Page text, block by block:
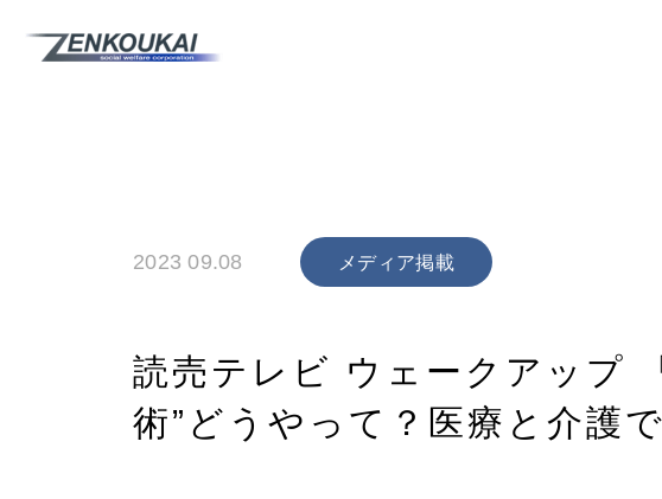
2023 09.08 メディア掲載
読売テレビ ウェークアップ
術”どうやって？医療と介護